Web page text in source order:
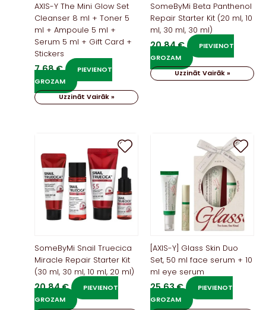
AXIS-Y The Mini Glow Set
Cleanser 8 ml + Toner 5
ml + Ampoule 5 ml +
Serum 5 ml + Gift Card +
Stickers
7,68€
PIEVIENOT
GROZAM
Uzzināt Vairāk »
SomeByMi Beta Panthenol
Repair Starter Kit (20 ml, 10
ml, 30 ml, 30 ml)
20,84€
PIEVIENOT
GROZAM
Uzzināt Vairāk »
SomeByMi Snail Truecica
Miracle Repair Starter Kit
(30 ml, 30 ml, 10 ml, 20 ml)
20,84€
PIEVIENOT
GROZAM
[AXIS-Y] Glass Skin Duo
Set, 50 ml face serum + 10
ml eye serum
25,63€
PIEVIENOT
GROZAM